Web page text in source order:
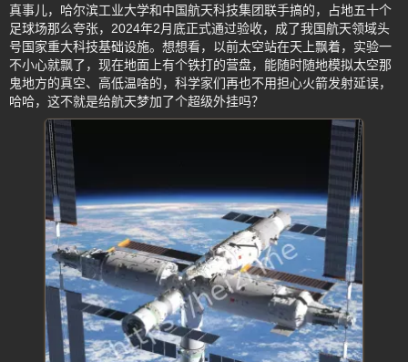
真事儿，哈尔滨工业大学和中国航天科技集团联手搞的，占地五十个
足球场那么夸张，2024年2月底正式通过验收，成了我国航天领域头
号国家重大科技基础设施。想想看，以前太空站在天上飘着，实验一
不小心就飘了，现在地面上有个铁打的营盘，能随时随地模拟太空那
鬼地方的真空、高低温啥的，科学家们再也不用担心火箭发射延误，
哈哈，这不就是给航天梦加了个超级外挂吗？